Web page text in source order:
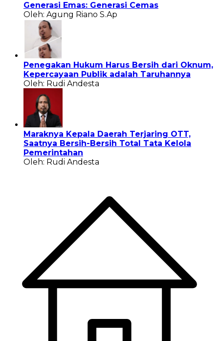
Generasi Emas: Generasi Cemas
Oleh: Agung Riano S.Ap
Penegakan Hukum Harus Bersih dari Oknum,
Kepercayaan Publik adalah Taruhannya
Oleh: Rudi Andesta
Maraknya Kepala Daerah Terjaring OTT,
Saatnya Bersih-Bersih Total Tata Kelola
Pemerintahan
Oleh: Rudi Andesta